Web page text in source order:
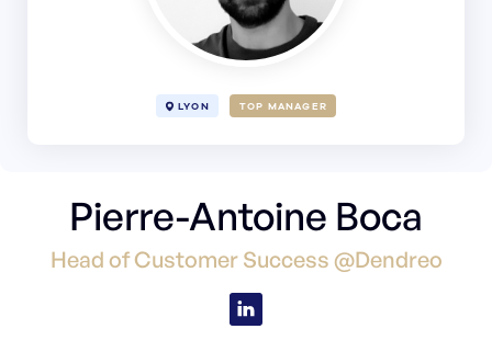
LYON TOP MANAGER
Pierre-Antoine Boca
Head of Customer Success @Dendreo